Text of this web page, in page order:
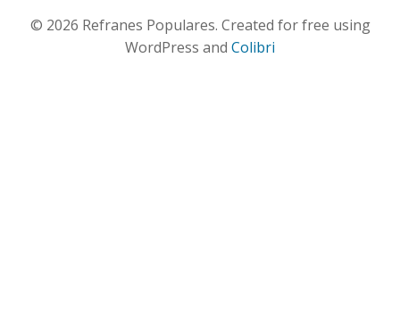
© 2026 Refranes Populares. Created for free using
WordPress and Colibri